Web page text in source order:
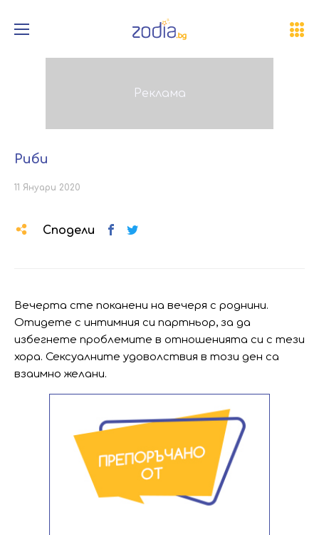
Риби
11 Януари 2020
Сподели
Вечерта сте поканени на вечеря с роднини.
Отидете с интимния си партньор, за да
избегнете проблемите в отношенията си с тези
хора. Сексуалните удоволствия в този ден са
взаимно желани.